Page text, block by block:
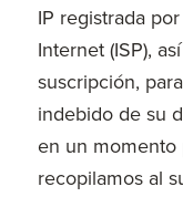
IP registrada
Internet (ISP),
suscripción,
indebido de su
en un momento
recopilamos al